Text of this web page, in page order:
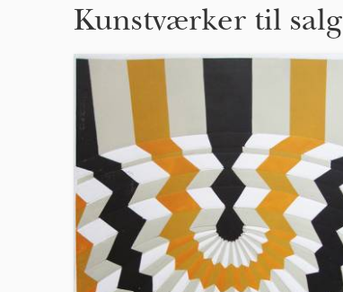
Kunstværker til salg